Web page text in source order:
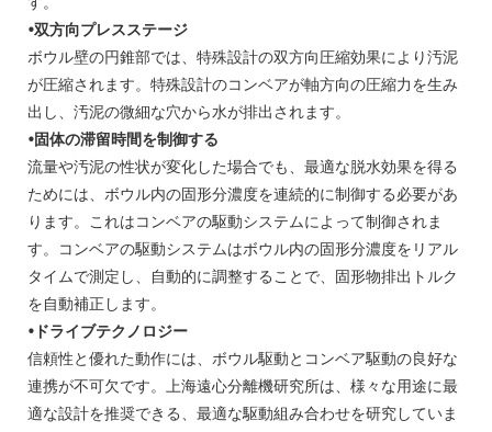
•双方向プレスステージ
ボウル壁の円錐部では、特殊設計の双方向圧縮効果により汚泥
が圧縮されます。特殊設計のコンベアが軸方向の圧縮力を生み
出し、汚泥の微細な穴から水が排出されます。
•固体の滞留時間を制御する
流量や汚泥の性状が変化した場合でも、最適な脱水効果を得る
ためには、ボウル内の固形分濃度を連続的に制御する必要があ
ります。これはコンベアの駆動システムによって制御されま
す。コンベアの駆動システムはボウル内の固形分濃度をリアル
タイムで測定し、自動的に調整することで、固形物排出トルク
を自動補正します。
•ドライブテクノロジー
信頼性と優れた動作には、ボウル駆動とコンベア駆動の良好な
連携が不可欠です。上海遠心分離機研究所は、様々な用途に最
適な設計を推奨できる、最適な駆動組み合わせを研究していま